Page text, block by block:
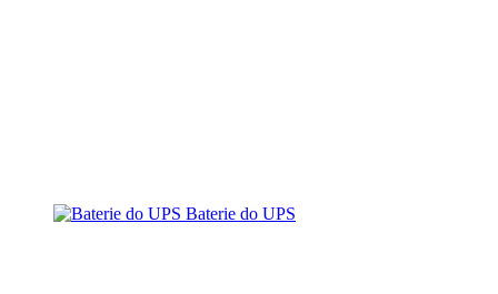
Baterie do UPS